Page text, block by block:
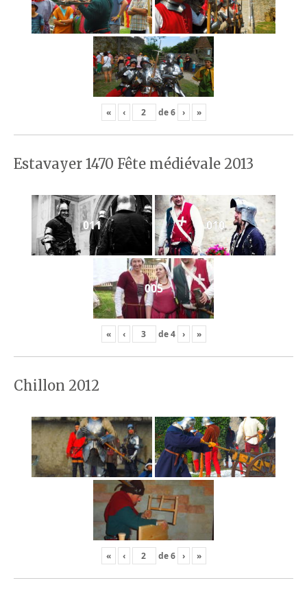
« ‹ de6 › »
Estavayer 1470 Fête médiévale 2013
011 010
005
« ‹ de4 › »
Chillon 2012
« ‹ de6 › »